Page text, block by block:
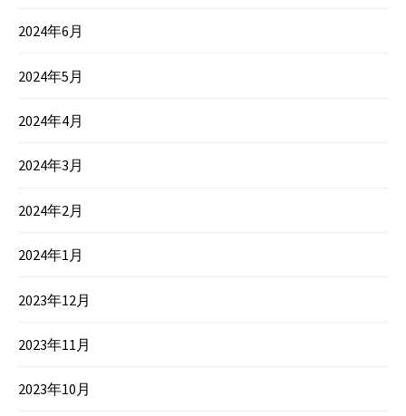
2024年6月
2024年5月
2024年4月
2024年3月
2024年2月
2024年1月
2023年12月
2023年11月
2023年10月